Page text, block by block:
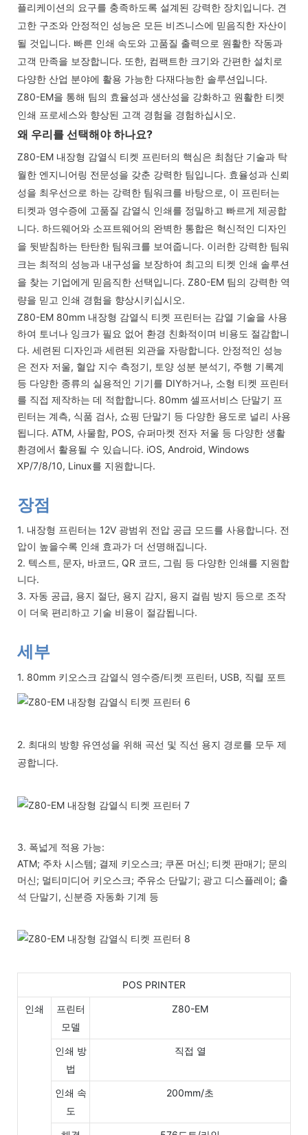
플리케이션의 요구를 충족하도록 설계된 강력한 장치입니다. 견
고한 구조와 안정적인 성능은 모든 비즈니스에 믿음직한 자산이
될 것입니다. 빠른 인쇄 속도와 고품질 출력으로 원활한 작동과
고객 만족을 보장합니다. 또한, 컴팩트한 크기와 간편한 설치로
다양한 산업 분야에 활용 가능한 다재다능한 솔루션입니다.
Z80-EM을 통해 팀의 효율성과 생산성을 강화하고 원활한 티켓
인쇄 프로세스와 향상된 고객 경험을 경험하십시오.
왜 우리를 선택해야 하나요?
Z80-EM 내장형 감열식 티켓 프린터의 핵심은 최첨단 기술과 탁
월한 엔지니어링 전문성을 갖춘 강력한 팀입니다. 효율성과 신뢰
성을 최우선으로 하는 강력한 팀워크를 바탕으로, 이 프린터는
티켓과 영수증에 고품질 감열식 인쇄를 정밀하고 빠르게 제공합
니다. 하드웨어와 소프트웨어의 완벽한 통합은 혁신적인 디자인
을 뒷받침하는 탄탄한 팀워크를 보여줍니다. 이러한 강력한 팀워
크는 최적의 성능과 내구성을 보장하여 최고의 티켓 인쇄 솔루션
을 찾는 기업에게 믿음직한 선택입니다. Z80-EM 팀의 강력한 역
량을 믿고 인쇄 경험을 향상시키십시오.
Z80-EM 80mm 내장형 감열식 티켓 프린터는 감열 기술을 사용
하여 토너나 잉크가 필요 없어 환경 친화적이며 비용도 절감합니
다. 세련된 디자인과 세련된 외관을 자랑합니다. 안정적인 성능
은 전자 저울, 혈압 지수 측정기, 토양 성분 분석기, 주행 기록계
등 다양한 종류의 실용적인 기기를 DIY하거나, 소형 티켓 프린터
를 직접 제작하는 데 적합합니다. 80mm 셀프서비스 단말기 프
린터는 계측, 식품 검사, 쇼핑 단말기 등 다양한 용도로 널리 사용
됩니다. ATM, 사물함, POS, 슈퍼마켓 전자 저울 등 다양한 생활
환경에서 활용될 수 있습니다. iOS, Android, Windows
XP/7/8/10, Linux를 지원합니다.
장점
1. 내장형 프린터는 12V 광범위 전압 공급 모드를 사용합니다. 전
압이 높을수록 인쇄 효과가 더 선명해집니다.
2. 텍스트, 문자, 바코드, QR 코드, 그림 등 다양한 인쇄를 지원합
니다.
3. 자동 공급, 용지 절단, 용지 감지, 용지 걸림 방지 등으로 조작
이 더욱 편리하고 기술 비용이 절감됩니다.
세부
1. 80mm 키오스크 감열식 영수증/티켓 프린터, USB, 직렬 포트
2. 최대의 방향 유연성을 위해 곡선 및 직선 용지 경로를 모두 제
공합니다.
3. 폭넓게 적용 가능:
ATM; 주차 시스템; 결제 키오스크; 쿠폰 머신; 티켓 판매기; 문의
머신; 멀티미디어 키오스크; 주유소 단말기; 광고 디스플레이; 출
석 단말기, 신분증 자동화 기계 등
POS PRINTER
인쇄
프린터
모델
Z80-EM
인쇄 방
법
직접 열
인쇄 속
도
200mm/초